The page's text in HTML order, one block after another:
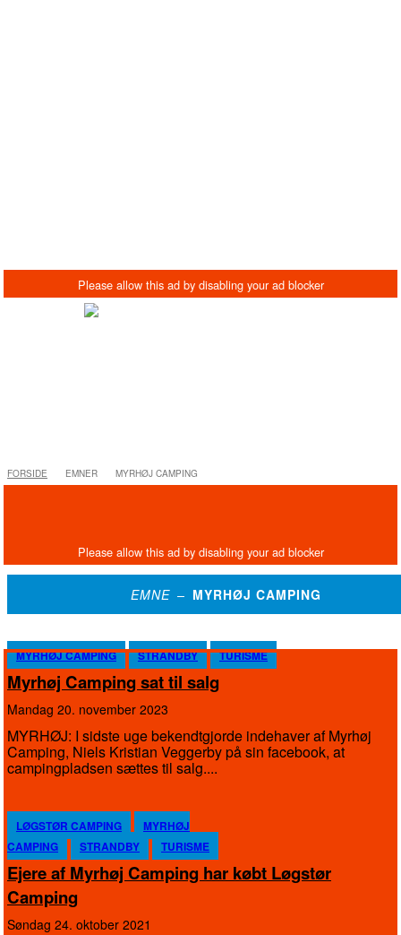
FORSIDE EMNER MYRHØJ CAMPING
EMNE – MYRHØJ CAMPING
MYRHØJ CAMPING STRANDBY TURISME
Myrhøj Camping sat til salg
mandag 20. november 2023
MYRHØJ: I sidste uge bekendtgjorde indehaver af Myrhøj
Camping, Niels Kristian Veggerby på sin facebook, at
campingpladsen sættes til salg....
LØGSTØR CAMPING
MYRHØJ
CAMPING
STRANDBY TURISME
Ejere af Myrhøj Camping har købt Løgstør
Camping
søndag 24. oktober 2021